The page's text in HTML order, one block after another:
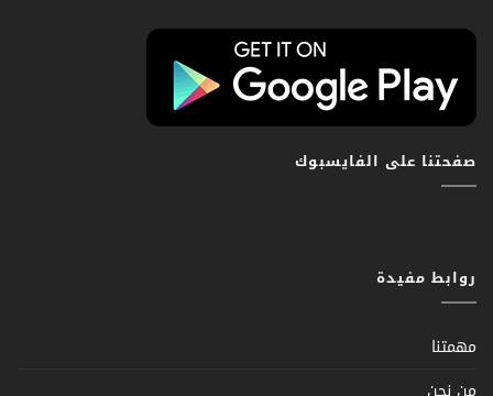
صفحتنا على الفايسبوك
روابط مفيدة
مهمتنا